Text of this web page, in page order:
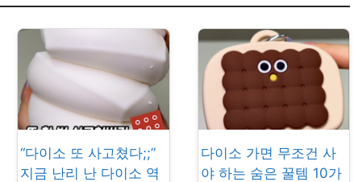
“다이소 또 사고쳤다;;”
지금 난리 난 다이소 역
다이소 가면 무조건 사
야 하는 숨은 꿀템 10가